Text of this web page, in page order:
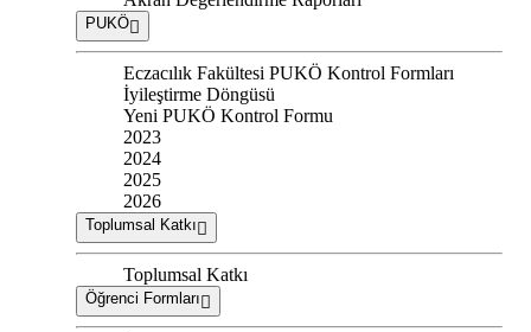
PUKÖ
Eczacılık Fakültesi PUKÖ Kontrol Formları
İyileştirme Döngüsü
Yeni PUKÖ Kontrol Formu
2023
2024
2025
2026
Toplumsal Katkı
Toplumsal Katkı
Öğrenci Formları